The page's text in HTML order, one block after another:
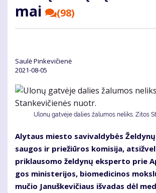
mai
(98)
Saulė Pinkevičienė
2021-08-05
Ulonų gatvėje dalies žalumos neliks. Zitos
Aly­taus mies­to sa­vi­val­dy­bės
sau­gos ir prie­žiū­ros ko­mi­si­ja,
pri­klau­so­mo žel­dy­nų eks­per­to prie
gos mi­nis­te­ri­jos, bio­me­di­ci­nos
mu­čio Ja­nuš­ke­vi­čiaus iš­va­das dėl